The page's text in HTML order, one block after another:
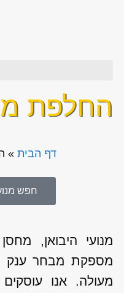
החלפת
דף הבית»
חפש
מנועי היבואן,
מספקת מבחר ענק
מעולה. אנו עוסקים